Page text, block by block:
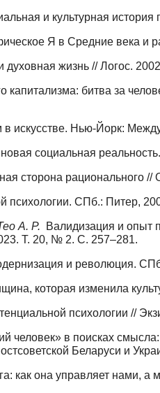
и культурная
Я в Средние века и
духовная жизнь // Логос.
капитализма: битва за
искусстве. Нью-Йорк:
социальная
сторона рационального
психологии. СПб.: Питер,
А. Р.
Валидизация и опыт
Т. 20, № 2. С. 257–281.
и революция.
которая изменила
психологии //
человек» в поисках
Беларуси и
как она управляет нами,